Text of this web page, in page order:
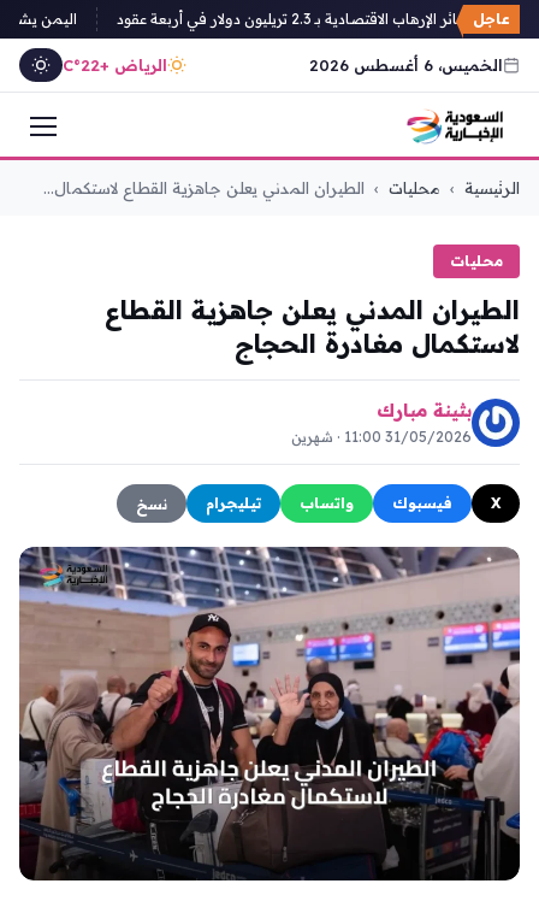
عاجل
خسائر الإرهاب الاقتصادية بـ 2.3 تريليون دولار في أربعة عقود اليمن يشن
الخميس، 6 أغسطس 2026 الرياض +22°C
التجاوز
الرئيسية › محليات › الطيران المدني يعلن جاهزية القطاع لاستكمال...
محليات
الطيران المدني يعلن جاهزية القطاع
لاستكمال مغادرة الحجاج
بثينة مبارك
31/05/2026 11:00 · شهرين
X فيسبوك واتساب تيليجرام نسخ